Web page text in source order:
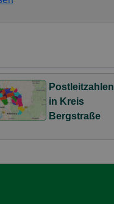
Postleitzahlen
in Kreis
Bergstraße